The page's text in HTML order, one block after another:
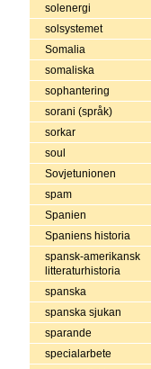
solenergi
solsystemet
Somalia
somaliska
sophantering
sorani (språk)
sorkar
soul
Sovjetunionen
spam
Spanien
Spaniens historia
spansk-amerikansk
litteraturhistoria
spanska
spanska sjukan
sparande
specialarbete